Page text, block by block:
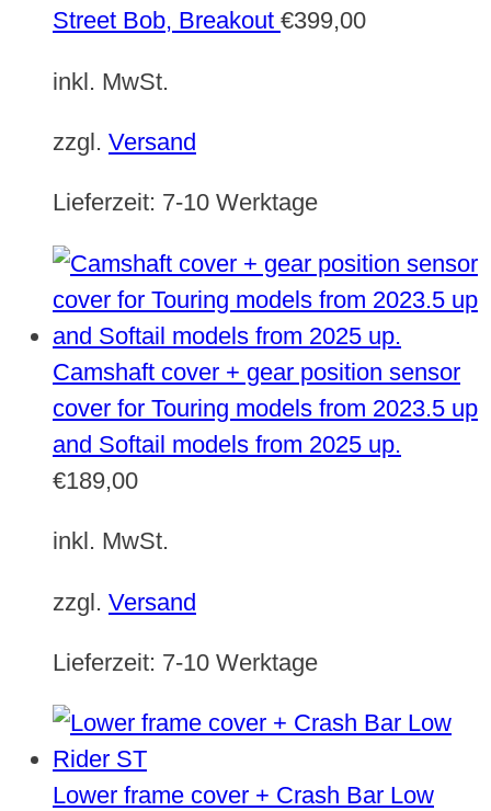
Street Bob, Breakout €399,00
inkl. MwSt.
zzgl. Versand
Lieferzeit: 7-10 Werktage
Camshaft cover + gear position sensor
cover for Touring models from 2023.5 up
and Softail models from 2025 up.
€189,00
inkl. MwSt.
zzgl. Versand
Lieferzeit: 7-10 Werktage
Lower frame cover + Crash Bar Low